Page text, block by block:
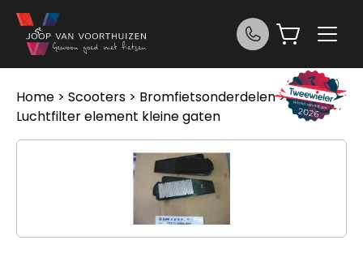
Ga naar de inhoud
Home > Scooters > Bromfietsonderdelen> Sym
Luchtfilter element kleine gaten